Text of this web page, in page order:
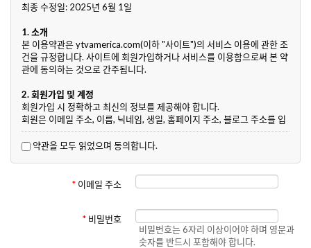
최종 수정일: 2025년 6월 1일
1. 소개
본 이용약관은 ytvamerica.com(이하 "사이트")의 서비스 이용에 관한 조
건을 규정합니다. 사이트에 회원가입하거나 서비스를 이용함으로써 본 약
관에 동의하는 것으로 간주됩니다.
2. 회원가입 및 계정
회원가입 시 정확하고 최신의 정보를 제공해야 합니다.
회원은 이메일 주소, 이름, 닉네임, 생일, 홈페이지 주소, 블로그 주소를 입
력해야 합니다.
회원은 계정 정보를 안전하게 관리할 책임이 있으며, 계정의 무단 사용에
3. 사용자 콘텐츠
비스 제공 및 홍보 목적으로 사용할 수 있는 비독점적 사용권을 가집니다.
불법적이거나 부적절한 콘텐츠는 삭제될 수 있으며, 해당 회원의 계정이
약관을 모두 읽었으며 동의합니다.
* 이메일 주소
* 비밀번호
비밀번호는 6자리 이상이어야 하며 영문과
숫자를 반드시 포함해야 합니다.